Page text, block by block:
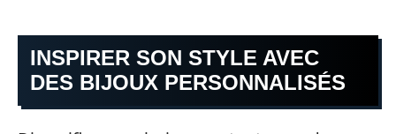
INSPIRER SON STYLE AVEC
DES BIJOUX PERSONNALISÉS